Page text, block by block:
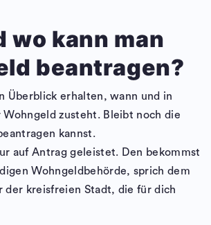
wo kann man
beantragen?
Überblick erhalten, wann und in
zusteht. Bleibt noch die
kannst.
auf Antrag geleistet. Den bekommst
Wohngeldbehörde, sprich dem
der kreisfreien Stadt, die für dich